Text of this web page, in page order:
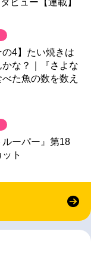
ビュー【連載】
の4】たい焼きは
な？｜『さよな
た魚の数を数え
ルーパー』第18
ト